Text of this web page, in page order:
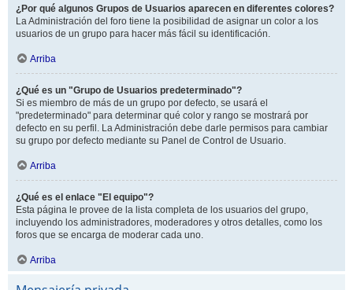
¿Por qué algunos Grupos de Usuarios aparecen en diferentes colores?
La Administración del foro tiene la posibilidad de asignar un color a los
usuarios de un grupo para hacer más fácil su identificación.
Arriba
¿Qué es un "Grupo de Usuarios predeterminado"?
Si es miembro de más de un grupo por defecto, se usará el
"predeterminado" para determinar qué color y rango se mostrará por
defecto en su perfil. La Administración debe darle permisos para cambiar
su grupo por defecto mediante su Panel de Control de Usuario.
Arriba
¿Qué es el enlace "El equipo"?
Esta página le provee de la lista completa de los usuarios del grupo,
incluyendo los administradores, moderadores y otros detalles, como los
foros que se encarga de moderar cada uno.
Arriba